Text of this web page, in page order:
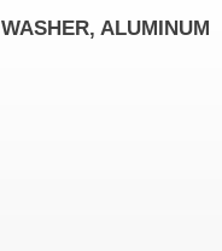
WASHER, ALUMINUM